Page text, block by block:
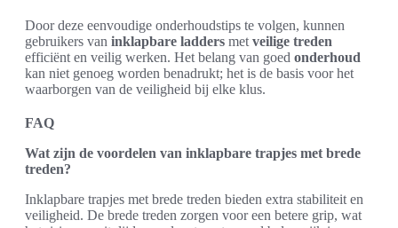
Door deze eenvoudige onderhoudstips te volgen, kunnen
gebruikers van inklapbare ladders met veilige treden
efficiënt en veilig werken. Het belang van goed onderhoud
kan niet genoeg worden benadrukt; het is de basis voor het
waarborgen van de veiligheid bij elke klus.
FAQ
Wat zijn de voordelen van inklapbare trapjes met brede
treden?
Inklapbare trapjes met brede treden bieden extra stabiliteit en
veiligheid. De brede treden zorgen voor een betere grip, wat